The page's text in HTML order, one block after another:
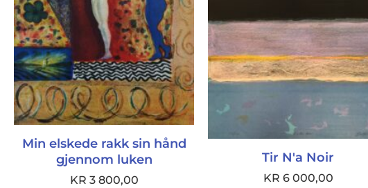
Min elskede rakk sin hånd
gjennom luken
KR 3 800,00
Tir N'a Noir
KR 6 000,00